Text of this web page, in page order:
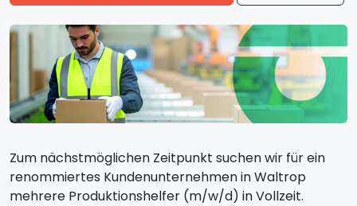
Zum nächstmöglichen Zeitpunkt suchen wir für ein
renommiertes Kundenunternehmen in Waltrop
mehrere Produktionshelfer (m/w/d) in Vollzeit.